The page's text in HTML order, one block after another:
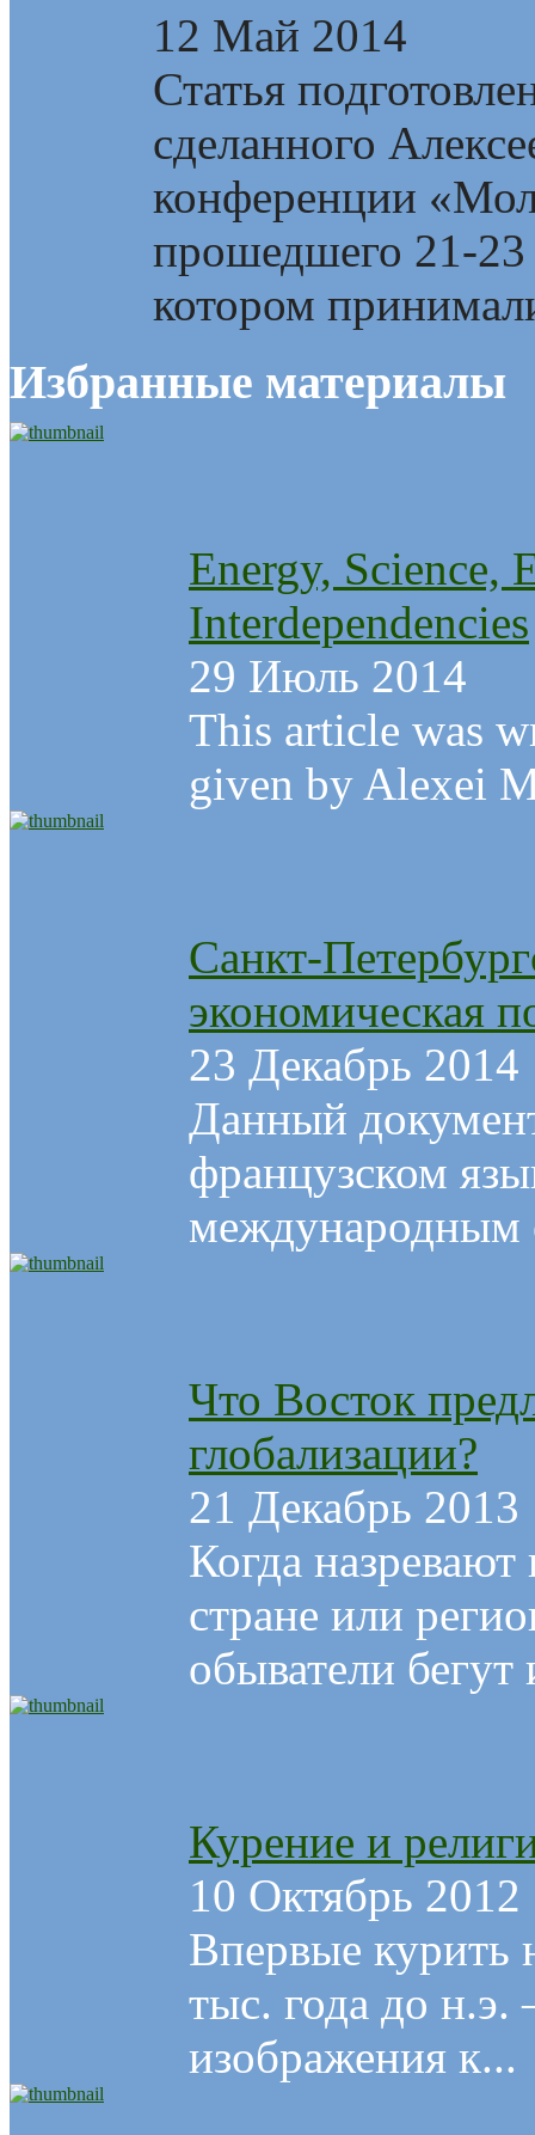
12 Май 2014
Статья
сделанного
конференции
прошедшего 21-23
котором
Избранные материалы
Energy, Science,
Interdependencies
29 Июль 2014
This article was
given by Alexei
Санкт-
экономическая
23 Декабрь 2014
Данный
французском
международным
Что Восток
глобализации?
21 Декабрь 2013
Когда
стране или
обыватели бегут
Курение и
10 Октябрь 2012
Впервые курить
тыс. года до
изображения к...